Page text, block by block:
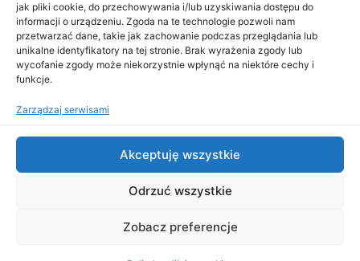
jak pliki cookie, do przechowywania i/lub uzyskiwania dostępu do
informacji o urządzeniu. Zgoda na te technologie pozwoli nam
przetwarzać dane, takie jak zachowanie podczas przeglądania lub
unikalne identyfikatory na tej stronie. Brak wyrażenia zgody lub
wycofanie zgody może niekorzystnie wpłynąć na niektóre cechy i
funkcje.
Zarządzaj serwisami
Akceptuję wszystkie
Odrzuć wszystkie
Zobacz preferencje
2026 |
All Rights Reserved